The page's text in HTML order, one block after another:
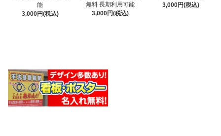
能
3,000円(税込)
無料 長期利用可能
3,000円(税込)
3,000円(税込)